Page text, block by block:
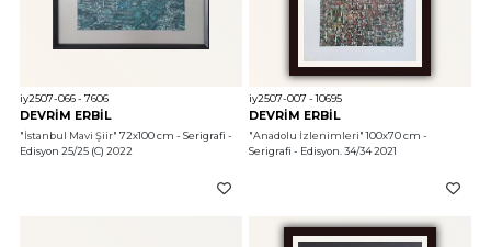
iy2507-066 - 7606
DEVRİM ERBİL
"İstanbul Mavi Şiir" 72x100 cm - Serigrafi -
Edisyon 25/25 (C) 2022
iy2507-007 - 10695
DEVRİM ERBİL
"Anadolu İzlenimleri" 100x70 cm -
Serigrafi - Edisyon. 34/34 2021